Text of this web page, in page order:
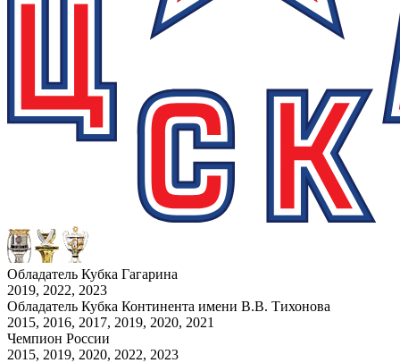
Обладатель Кубка Гагарина
2019, 2022, 2023
Обладатель Кубка Континента имени В.В. Тихонова
2015, 2016, 2017, 2019, 2020, 2021
Чемпион России
2015, 2019, 2020, 2022, 2023